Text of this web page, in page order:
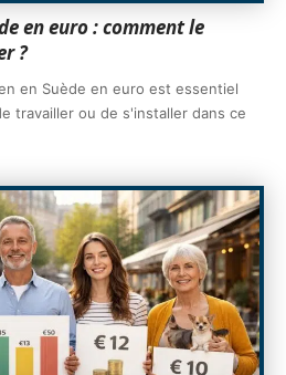
en euro : comment le
?
en Suède en euro est essentiel
travailler ou de s'installer dans ce